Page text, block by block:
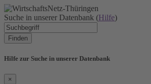
Suche in unserer Datenbank (Hilfe)
Finden
Hilfe zur Suche in unserer Datenbank
×